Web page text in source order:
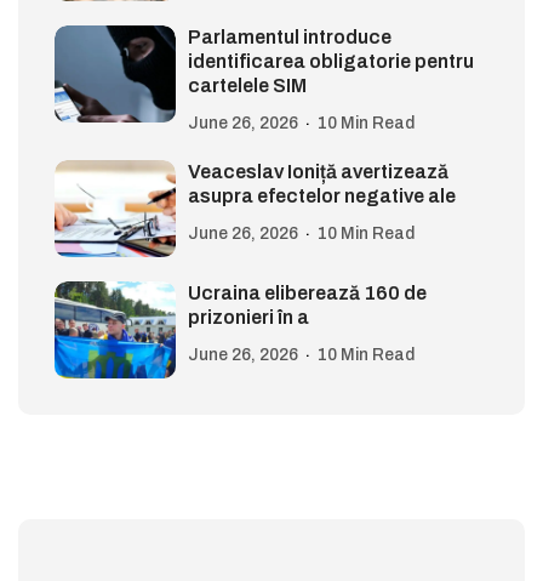
Parlamentul introduce
identificarea obligatorie pentru
cartelele SIM
June 26, 2026 10 Min Read
Veaceslav Ioniță avertizează
asupra efectelor negative ale
June 26, 2026 10 Min Read
Ucraina eliberează 160 de
prizonieri în a
June 26, 2026 10 Min Read